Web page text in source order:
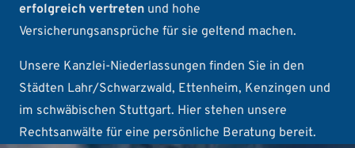
erfolgreich vertreten und hohe
Versicherungsansprüche für sie geltend machen.
Unsere Kanzlei-Niederlassungen finden Sie in den
Städten Lahr/Schwarzwald, Ettenheim, Kenzingen und
im schwäbischen Stuttgart. Hier stehen unsere
Rechtsanwälte für eine persönliche Beratung bereit.